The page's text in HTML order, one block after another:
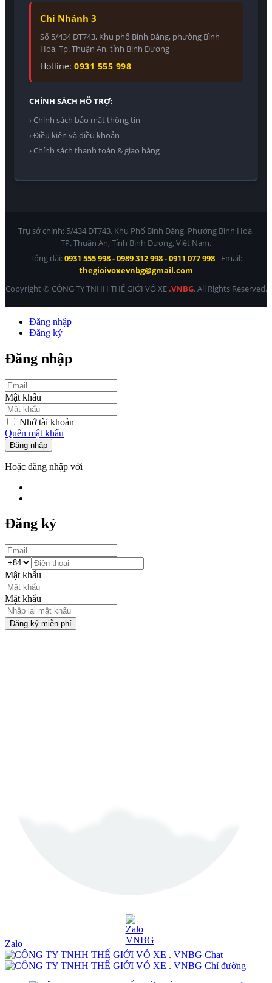
Chi Nhánh 3
Số 5/434 ĐT743, Khu phố Bình Đáng, phường Bình
Hoà, Tp. Thuận An, tỉnh Bình Dương
Hotline: 0931 555 998
CHÍNH SÁCH HỖ TRỢ:
› Chính sách bảo mật thông tin
› Điều kiện và điều khoản
› Chính sách thanh toán & giao hàng
Trụ sở chính: 5/434 ĐT743, Khu Phố Bình Đáng, Phường Bình Hoà,
TP. Thuận An, Tỉnh Bình Dương, Việt Nam.
Tổng đài:0931 555 998 - 0989 312 998 - 0911 077 998- Email:
thegioivoxevnbg@gmail.com
Copyright © CÔNG TY TNHH THẾ GIỚI VỎ XE.VNBG. All Rights Reserved.
Đăng nhập
Đăng ký
Đăng nhập
Mật khẩu
Nhớ tài khoản
Quên mật khẩu
Đăng nhập
Hoặc đăng nhập với
Đăng ký
Mật khẩu
Mật khẩu
Đăng ký miễn phí
Zalo
Chat
Chỉ đường